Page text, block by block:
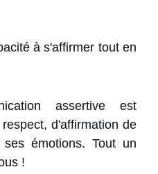
à s'affirmer tout en
assertive est
d'affirmation de
émotions. Tout un
!